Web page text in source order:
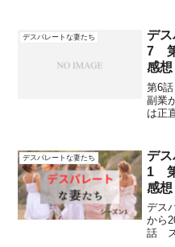
カー
ャリ
デスパレートな妻たち
デ
7
感想
第6
副業
は正
らと
イク
デスパレートな妻たち
デ
1
感想
デス
から
話 ス